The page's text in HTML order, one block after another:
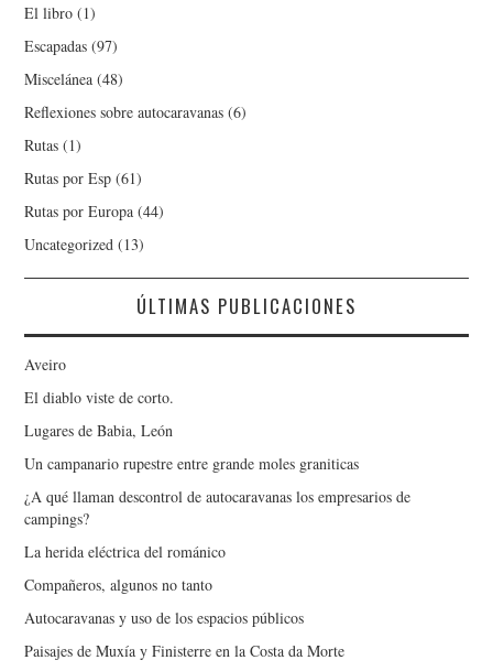
El libro (1)
Escapadas (97)
Miscelánea (48)
Reflexiones sobre autocaravanas (6)
Rutas (1)
Rutas por Esp (61)
Rutas por Europa (44)
Uncategorized (13)
ÚLTIMAS PUBLICACIONES
Aveiro
El diablo viste de corto.
Lugares de Babia, León
Un campanario rupestre entre grande moles graniticas
¿A qué llaman descontrol de autocaravanas los empresarios de
campings?
La herida eléctrica del románico
Compañeros, algunos no tanto
Autocaravanas y uso de los espacios públicos
Paisajes de Muxía y Finisterre en la Costa da Morte